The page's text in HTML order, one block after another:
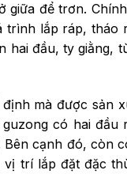
để trơn.
lắp ráp, tháo
đầu, ty giằng,
mà được sản
có hai
cạnh đó, còn
trí lắp đặt đặc